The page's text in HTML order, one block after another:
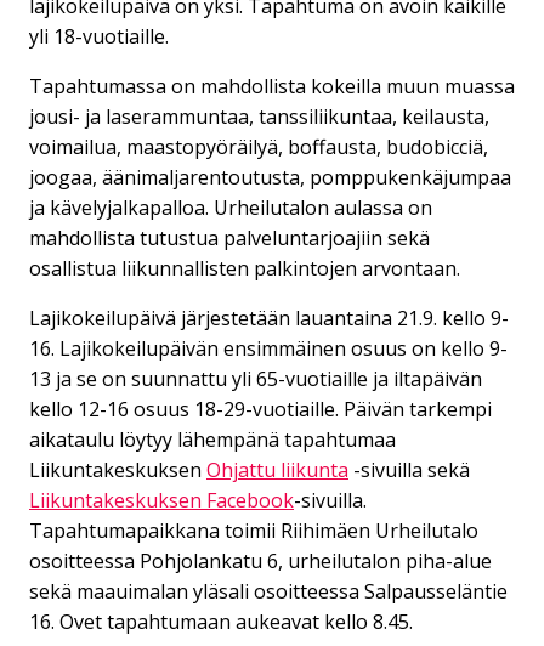
lajikokeilupäivä on yksi. Tapahtuma on avoin kaikille
yli 18-vuotiaille.
Tapahtumassa on mahdollista kokeilla muun muassa
jousi- ja laserammuntaa, tanssiliikuntaa, keilausta,
voimailua, maastopyöräilyä, boffausta, budobicciä,
joogaa, äänimaljarentoutusta, pomppukenkäjumpaa
ja kävelyjalkapalloa. Urheilutalon aulassa on
mahdollista tutustua palveluntarjoajiin sekä
osallistua liikunnallisten palkintojen arvontaan.
Lajikokeilupäivä järjestetään lauantaina 21.9. kello 9-
16. Lajikokeilupäivän ensimmäinen osuus on kello 9-
13 ja se on suunnattu yli 65-vuotiaille ja iltapäivän
kello 12-16 osuus 18-29-vuotiaille. Päivän tarkempi
aikataulu löytyy lähempänä tapahtumaa
Liikuntakeskuksen Ohjattu liikunta -sivuilla sekä
Liikuntakeskuksen Facebook-sivuilla.
Tapahtumapaikkana toimii Riihimäen Urheilutalo
osoitteessa Pohjolankatu 6, urheilutalon piha-alue
sekä maauimalan yläsali osoitteessa Salpausseläntie
16. Ovet tapahtumaan aukeavat kello 8.45.